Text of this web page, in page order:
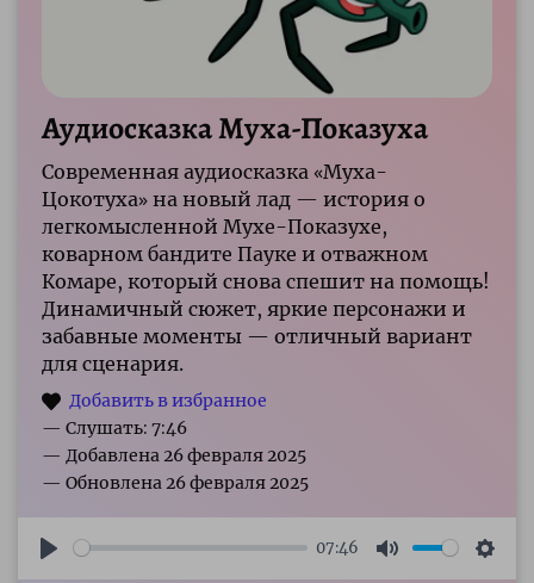
Аудиосказка Муха-Показуха
Современная аудиосказка «Муха-
Цокотуха» на новый лад — история о
легкомысленной Мухе-Показухе,
коварном бандите Пауке и отважном
Комаре, который снова спешит на помощь!
Динамичный сюжет, яркие персонажи и
забавные моменты — отличный вариант
для сценария.
— Слушать: 7:46
Play
07:46
Mute